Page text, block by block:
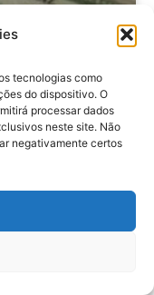
tecnologias como
do dispositivo. O
processar dados
neste site. Não
negativamente certos